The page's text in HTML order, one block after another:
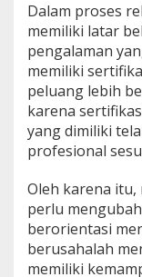
Dalam proses
memiliki latar
pengalaman
memiliki
peluang lebih
karena
yang dimiliki
profesional
Oleh karena itu,
perlu
berorientasi
berusahalah
memiliki